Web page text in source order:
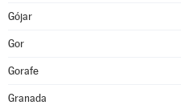
Gójar
Gor
Gorafe
Granada